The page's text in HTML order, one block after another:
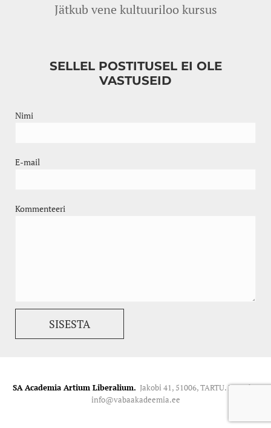
Jätkub vene kultuuriloo kursus
SELLEL POSTITUSEL EI OLE
VASTUSEID
Nimi
E-mail
Kommenteeri
SA Academia Artium Liberalium. Jakobi 41, 51006, TARTU. Kontakt:
info@vabaakadeemia.ee